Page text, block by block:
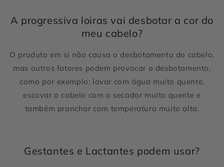
A progressiva loiras vai desbotar a cor do
meu cabelo?
O produto em si não causa o desbotamento do cabelo,
mas outros fatores podem provocar o desbotamento,
como por exemplo: lavar com água muito quente,
escovar o cabelo com o secador muito quente e
também pranchar com temperatura muito alta.
Gestantes e Lactantes podem usar?